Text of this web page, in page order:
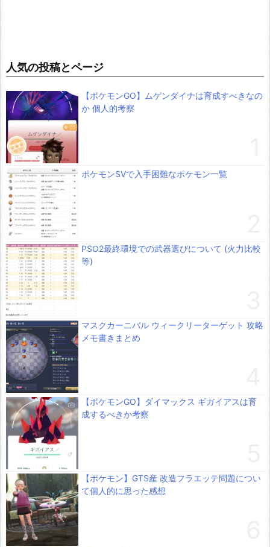
人気の投稿とページ
【ポケモンGO】ムゲンダイナは育成すべきなの
か 個人的考察
ポケモンSVで入手困難なポケモン一覧
PSO2最終環境での武器選びについて (火力比較
等)
マスクカーニバル ウィークリーターゲット 攻略
メモ書きまとめ
【ポケモンGO】ダイマックス ギガイアスは育
成するべきか考察
【ポケモン】GTS産 改造フラエッテ問題につい
て個人的に思った感想